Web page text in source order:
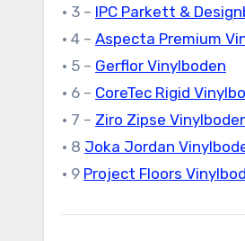
• 3 – IPC Parkett &
• 4 – Aspecta Premium
• 5 – Gerflor Vinylboden
• 6 – CoreTec Rigid
• 7 – Ziro Zipse
• 8 Joka Jordan
• 9 Project Floors